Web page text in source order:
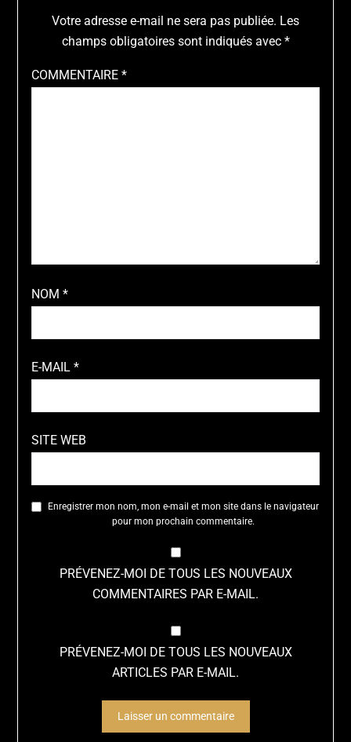
Votre adresse e-mail ne sera pas publiée. Les
champs obligatoires sont indiqués avec *
COMMENTAIRE *
NOM *
E-MAIL *
SITE WEB
Enregistrer mon nom, mon e-mail et mon site dans le navigateur
pour mon prochain commentaire.
PRÉVENEZ-MOI DE TOUS LES NOUVEAUX
COMMENTAIRES PAR E-MAIL.
PRÉVENEZ-MOI DE TOUS LES NOUVEAUX
ARTICLES PAR E-MAIL.